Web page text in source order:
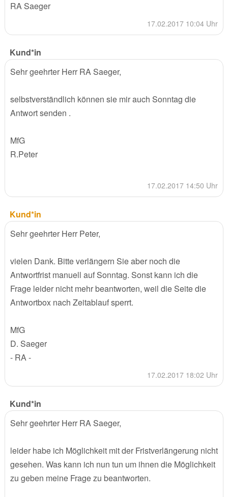
RA Saeger
17.02.2017 10:04 Uhr
Kund*in
Sehr geehrter Herr RA Saeger,
selbstverständlich können sie mir auch Sonntag die
Antwort senden .
MfG
R.Peter
17.02.2017 14:50 Uhr
Kund*in
Sehr geehrter Herr Peter,
vielen Dank. Bitte verlängern Sie aber noch die
Antwortfrist manuell auf Sonntag. Sonst kann ich die
Frage leider nicht mehr beantworten, weil die Seite die
Antwortbox nach Zeitablauf sperrt.
MfG
D. Saeger
- RA -
17.02.2017 18:02 Uhr
Kund*in
Sehr geehrter Herr RA Saeger,
leider habe ich Möglichkeit mit der Fristverlängerung nicht
gesehen. Was kann ich nun tun um ihnen die Möglichkeit
zu geben meine Frage zu beantworten.